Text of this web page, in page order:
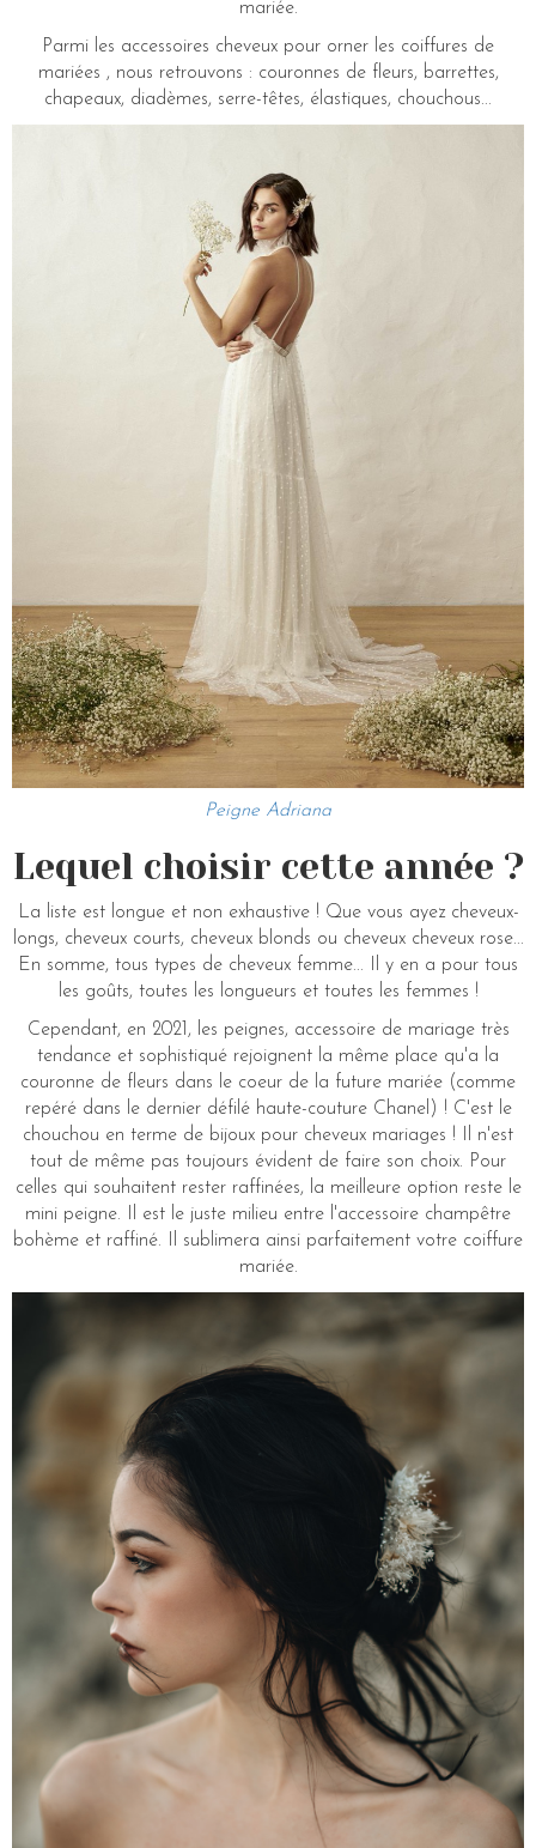
mariée.
Parmi les accessoires cheveux pour orner les coiffures de
mariées , nous retrouvons : couronnes de fleurs, barrettes,
chapeaux, diadèmes, serre-têtes, élastiques, chouchous...
Peigne Adriana
Lequel choisir cette année ?
La liste est longue et non exhaustive ! Que vous ayez cheveux-
longs, cheveux courts, cheveux blonds ou cheveux cheveux rose...
En somme, tous types de cheveux femme... Il y en a pour tous
les goûts, toutes les longueurs et toutes les femmes !
Cependant, en 2021, les peignes, accessoire de mariage très
tendance et sophistiqué rejoignent la même place qu'a la
couronne de fleurs dans le coeur de la future mariée (comme
repéré dans le dernier défilé haute-couture Chanel) ! C'est le
chouchou en terme de bijoux pour cheveux mariages ! Il n'est
tout de même pas toujours évident de faire son choix. Pour
celles qui souhaitent rester raffinées, la meilleure option reste le
mini peigne. Il est le juste milieu entre l'accessoire champêtre
bohème et raffiné. Il sublimera ainsi parfaitement votre coiffure
mariée.